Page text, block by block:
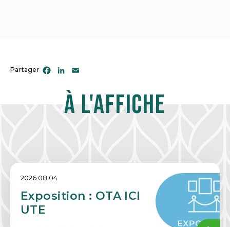
Partager Facebook
LinkedIn
À l'affiche
2026 08 04
Exposition : OTA ICI
UTE